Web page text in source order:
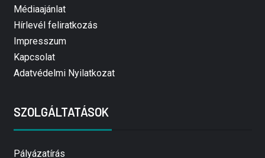
Médiaajánlat
Hírlevél feliratkozás
Impresszum
Kapcsolat
Adatvédelmi Nyilatkozat
SZOLGÁLTATÁSOK
Pályázatírás